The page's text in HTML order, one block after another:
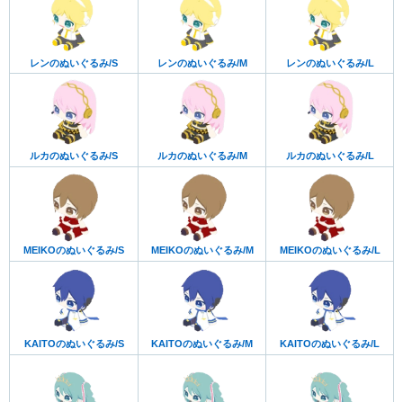
レンのぬいぐるみ/S レンのぬいぐるみ/M レンのぬいぐるみ/L
ルカのぬいぐるみ/S ルカのぬいぐるみ/M ルカのぬいぐるみ/L
MEIKOのぬいぐるみ/S MEIKOのぬいぐるみ/M MEIKOのぬいぐるみ/L
KAITOのぬいぐるみ/S KAITOのぬいぐるみ/M KAITOのぬいぐるみ/L